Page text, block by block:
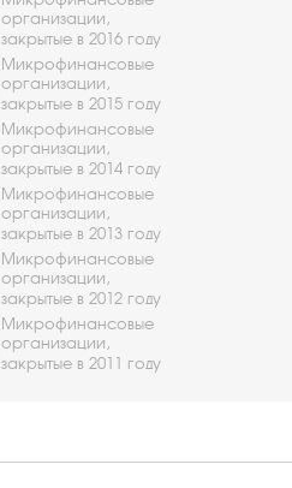
организации,
закрытые в 2016 году
Микрофинансовые
организации,
закрытые в 2015 году
Микрофинансовые
организации,
закрытые в 2014 году
Микрофинансовые
организации,
закрытые в 2013 году
Микрофинансовые
организации,
закрытые в 2012 году
Микрофинансовые
организации,
закрытые в 2011 году